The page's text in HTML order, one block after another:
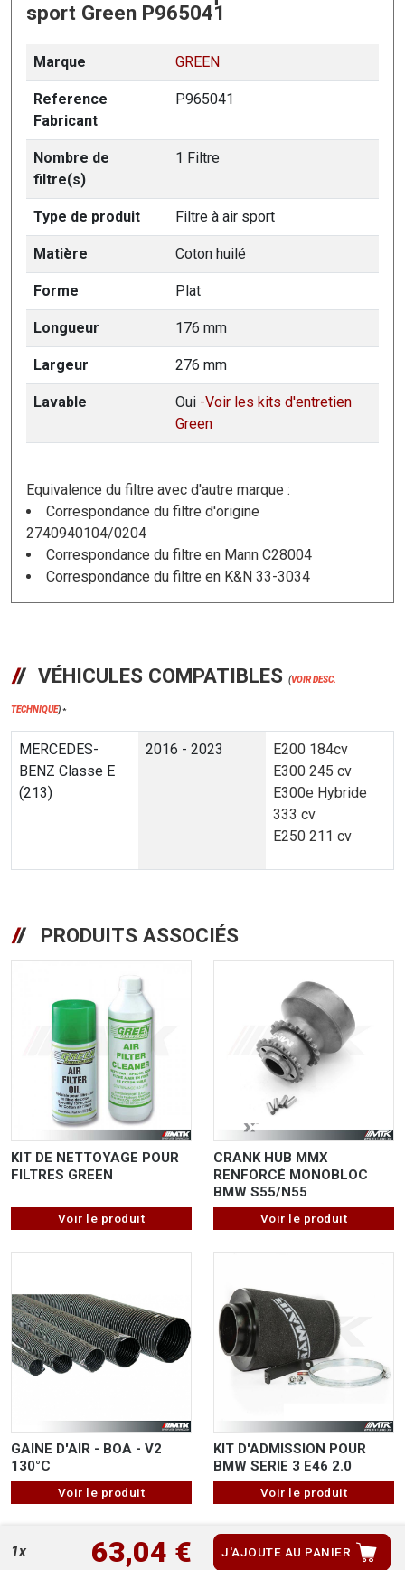
sport Green P965041
Marque GREEN
Reference
Fabricant
P965041
Nombre de
filtre(s)
1 Filtre
Type de produit Filtre à air sport
Matière Coton huilé
Forme Plat
Longueur 176 mm
Largeur 276 mm
Lavable Oui -Voir les kits d'entretien
Green
Equivalence du filtre avec d'autre marque :
Correspondance du filtre d'origine
2740940104/0204
Correspondance du filtre en Mann C28004
Correspondance du filtre en K&N 33-3034
VÉHICULES COMPATIBLES (VOIR DESC.
TECHNIQUE) *
MERCEDES-
BENZ Classe E
(213)
2016 - 2023
E200 184cv
E300 245 cv
E300e Hybride
333 cv
E250 211 cv
PRODUITS ASSOCIÉS
KIT DE NETTOYAGE POUR
FILTRES GREEN
Voir le produit
CRANK HUB MMX
RENFORCÉ MONOBLOC
BMW S55/N55
Voir le produit
GAINE D'AIR - BOA - V2
130°C
Voir le produit
KIT D'ADMISSION POUR
BMW SERIE 3 E46 2.0
Voir le produit
1x 63,04 € J'AJOUTE AU PANIER